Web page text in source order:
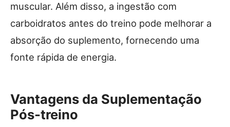
muscular. Além disso, a ingestão com
carboidratos antes do treino pode melhorar a
absorção do suplemento, fornecendo uma
fonte rápida de energia.
Vantagens da Suplementação
Pós-treino